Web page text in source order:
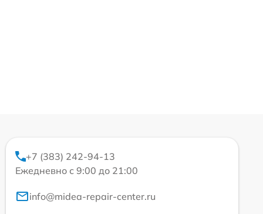
+7 (383) 242-94-13
Ежедневно с 9:00 до 21:00
info@midea-repair-center.ru